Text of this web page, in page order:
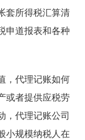
套所得税汇算清
申道报表和各种
，代理记账如何
或者提供应税劳
，代理记账公司
小规模纳税人在